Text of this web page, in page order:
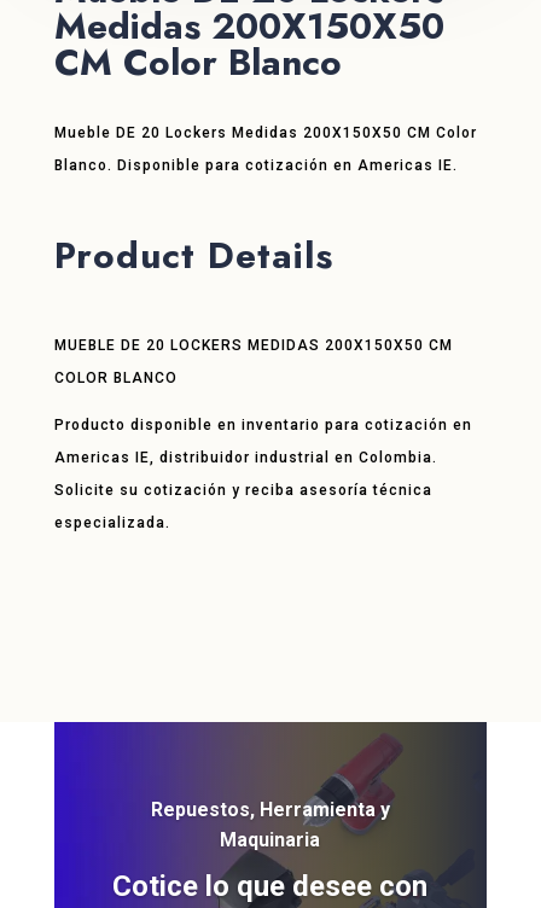
Medidas 200X150X50
CM Color Blanco
Mueble DE 20 Lockers Medidas 200X150X50 CM Color
Blanco. Disponible para cotización en Americas IE.
Product Details
MUEBLE DE 20 LOCKERS MEDIDAS 200X150X50 CM
COLOR BLANCO
Producto disponible en inventario para cotización en
Americas IE, distribuidor industrial en Colombia.
Solicite su cotización y reciba asesoría técnica
especializada.
Repuestos, Herramienta y
Maquinaria
Cotice lo que desee con